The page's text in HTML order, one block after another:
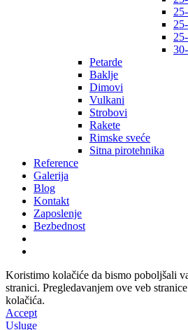
Petarde
Baklje
Dimovi
Vulkani
Strobovi
Rakete
Rimske sveće
Sitna pirotehnika
Reference
Galerija
Blog
Kontakt
Zaposlenje
Bezbednost
Koristimo kolačiće da bismo poboljšali
stranici. Pregledavanjem ove veb
kolačića.
Accept
Usluge